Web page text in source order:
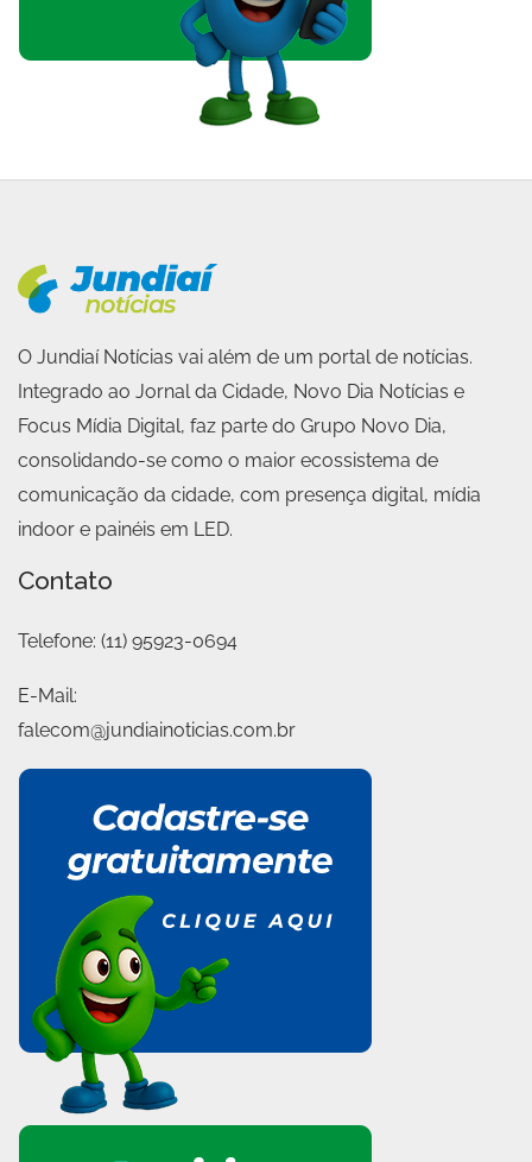
O Jundiaí Notícias vai além de um portal de notícias.
Integrado ao Jornal da Cidade, Novo Dia Notícias e
Focus Mídia Digital, faz parte do Grupo Novo Dia,
consolidando-se como o maior ecossistema de
comunicação da cidade, com presença digital, mídia
indoor e painéis em LED.
Contato
Telefone: (11) 95923-0694
E-Mail:
falecom@jundiainoticias.com.br